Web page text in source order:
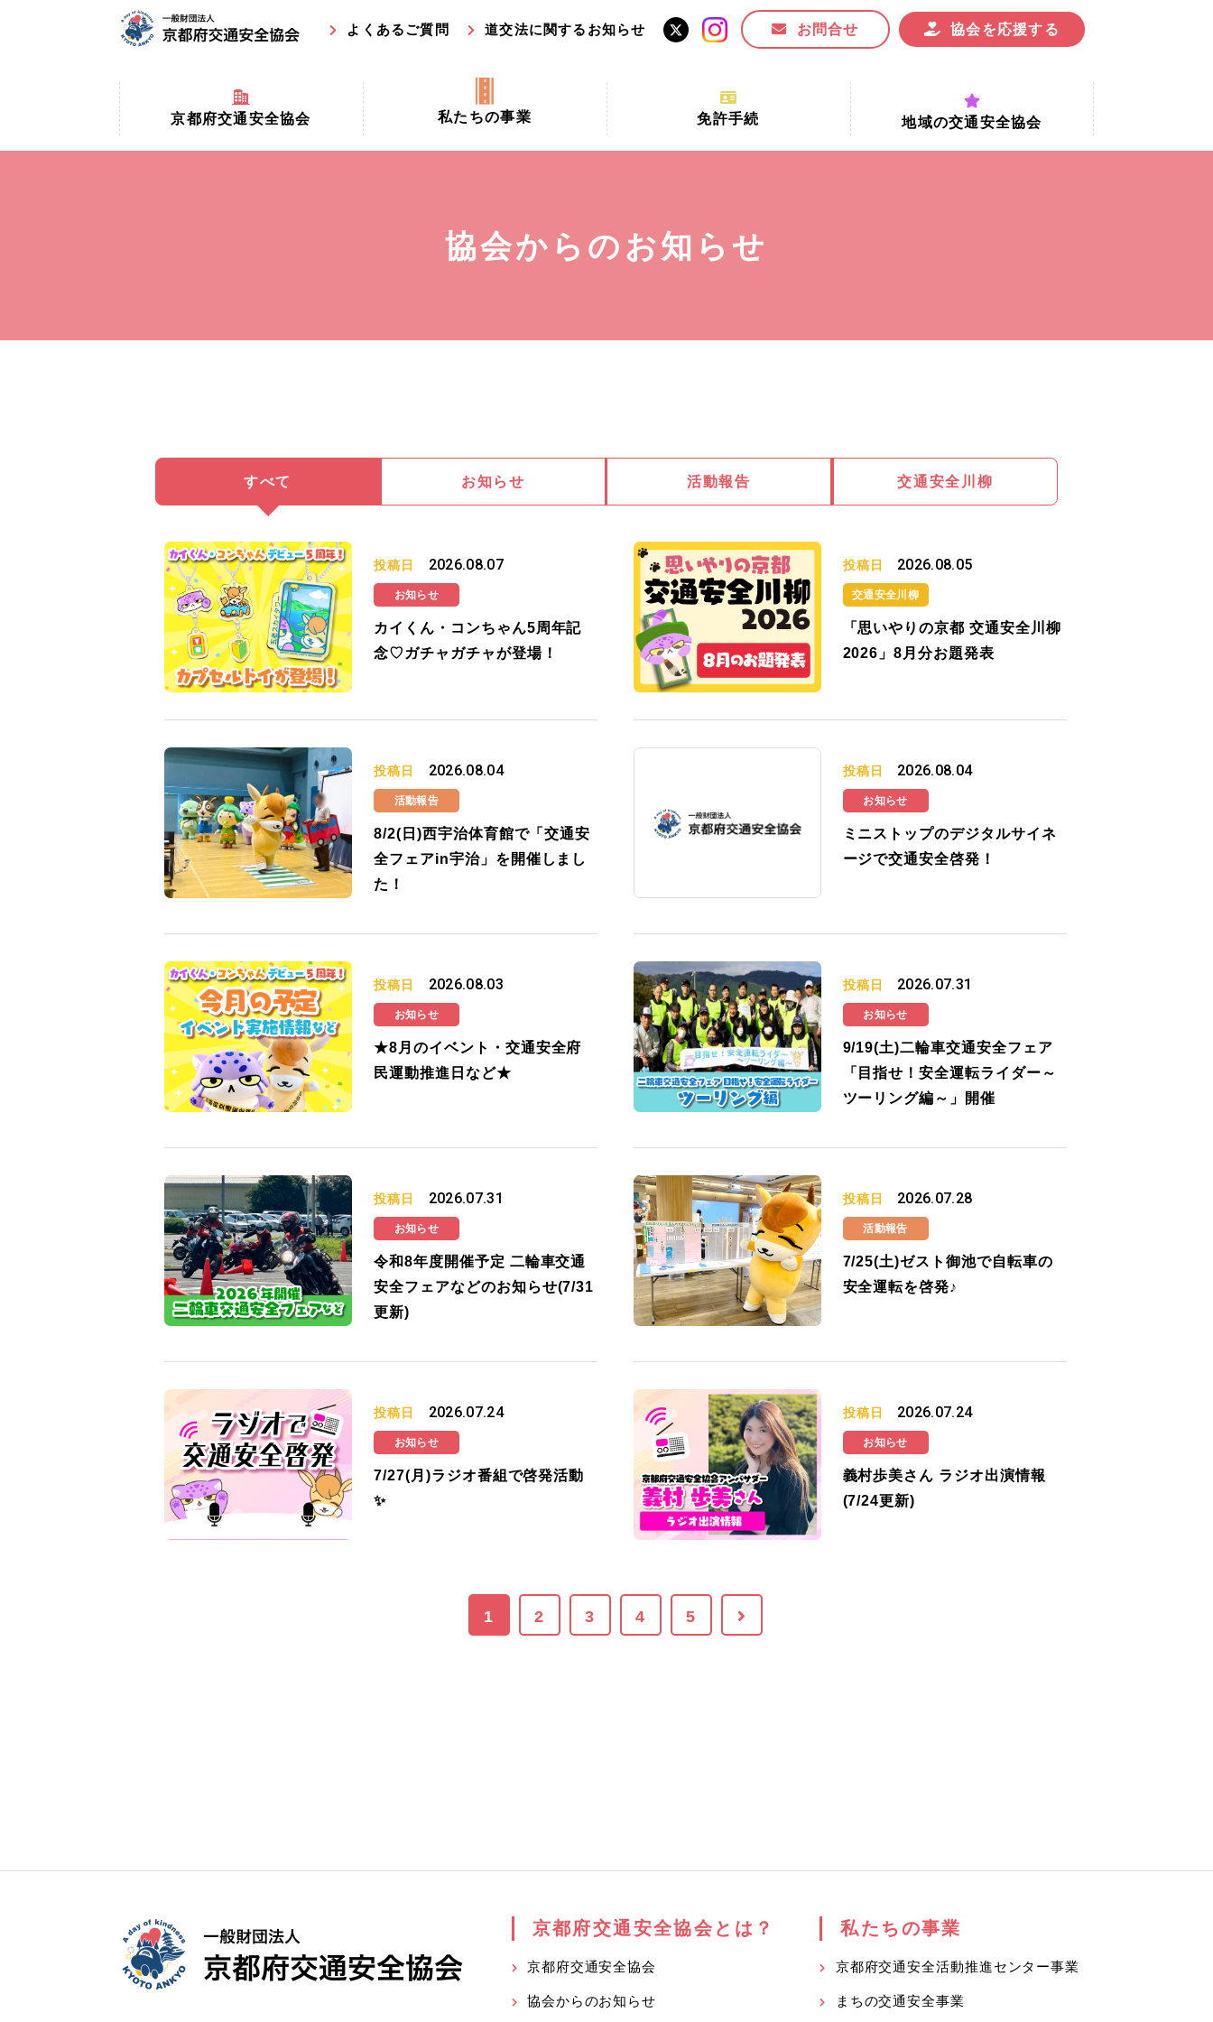
よくあるご質問 道交法に関するお知らせ お問合せ 協会を応援する
京都府交通安全協会
京都府交通安全協会とは？
私たちの事業
京都府交通安全活動推進センター事業
交通安全協力金の活用事業
免許手続
手続場所の対象者及び受付時間
講習時間
地域の交通安全協会
協会からのお知らせ
すべて お知らせ 活動報告 交通安全川柳
投稿日 2026.08.07
お知らせ
カイくん・コンちゃん5周年記
念♡ガチャガチャが登場！
投稿日 2026.08.05
交通安全川柳
「思いやりの京都 交通安全川柳
2026」8月分お題発表
投稿日 2026.08.04
活動報告
8/2(日)西宇治体育館で「交通安
全フェアin宇治」を開催しまし
た！
投稿日 2026.08.04
お知らせ
ミニストップのデジタルサイネ
ージで交通安全啓発！
投稿日 2026.08.03
お知らせ
★8月のイベント・交通安全府
民運動推進日など★
投稿日 2026.07.31
お知らせ
9/19(土)二輪車交通安全フェア
「目指せ！安全運転ライダー～
ツーリング編～」開催
投稿日 2026.07.31
お知らせ
令和8年度開催予定 二輪車交通
安全フェアなどのお知らせ(7/31
更新)
投稿日 2026.07.28
活動報告
7/25(土)ゼスト御池で自転車の
安全運転を啓発♪
投稿日 2026.07.24
お知らせ
7/27(月)ラジオ番組で啓発活動
✨
投稿日 2026.07.24
お知らせ
義村歩美さん ラジオ出演情報
(7/24更新)
1 2 3 4 5
京都府交通安全協会とは？
京都府交通安全協会
協会からのお知らせ
私たちの事業
京都府交通安全活動推進センター事業
まちの交通安全事業